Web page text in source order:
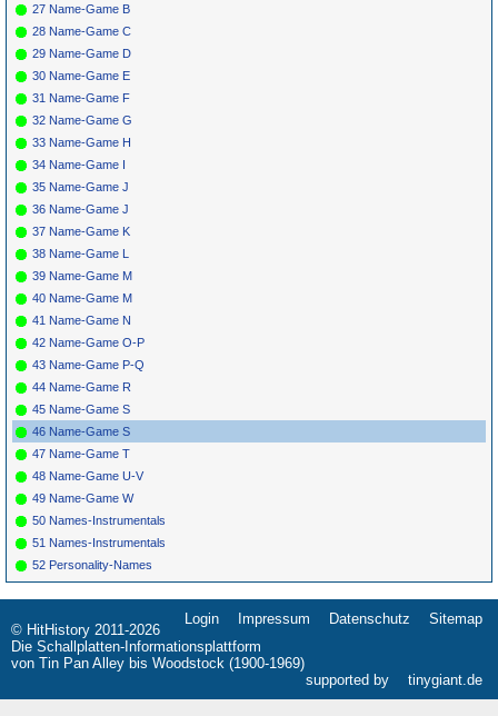
27 Name-Game B
28 Name-Game C
29 Name-Game D
30 Name-Game E
31 Name-Game F
32 Name-Game G
33 Name-Game H
34 Name-Game I
35 Name-Game J
36 Name-Game J
37 Name-Game K
38 Name-Game L
39 Name-Game M
40 Name-Game M
41 Name-Game N
42 Name-Game O-P
43 Name-Game P-Q
44 Name-Game R
45 Name-Game S
46 Name-Game S
47 Name-Game T
48 Name-Game U-V
49 Name-Game W
50 Names-Instrumentals
51 Names-Instrumentals
52 Personality-Names
Navigation
überspringen
Login Impressum Datenschutz Sitemap
© HitHistory 2011-2026
Die Schallplatten-Informationsplattform
von Tin Pan Alley bis Woodstock (1900-1969)
supported by
tinygiant.de